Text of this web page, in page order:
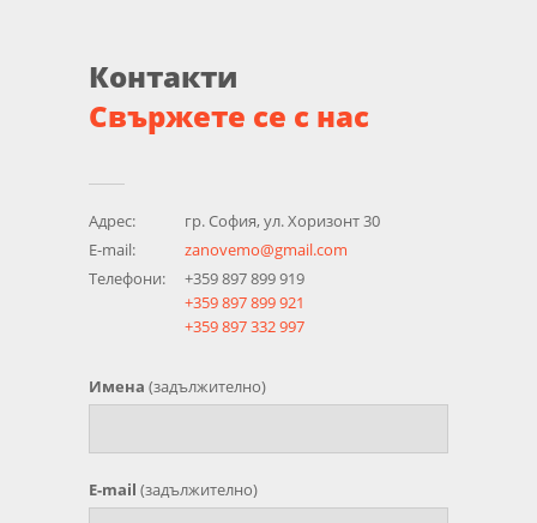
Контакти
Свържете се с нас
Адрес:
гр. София, ул. Хоризонт 30
E-mail:
zanovemo@gmail.com
Телефони:
+359 897 899 919
+359 897 899 921
+359 897 332 997
Имена (задължително)
E-mail (задължително)